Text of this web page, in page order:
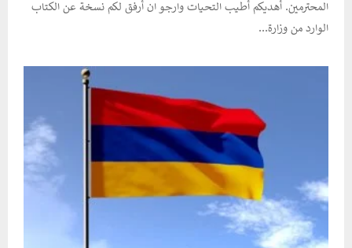
المحترمين. أهديكم أطيب التحيات وارجو ان أرفق لكم نسخة عن الكتاب
الوارد من وزارة...